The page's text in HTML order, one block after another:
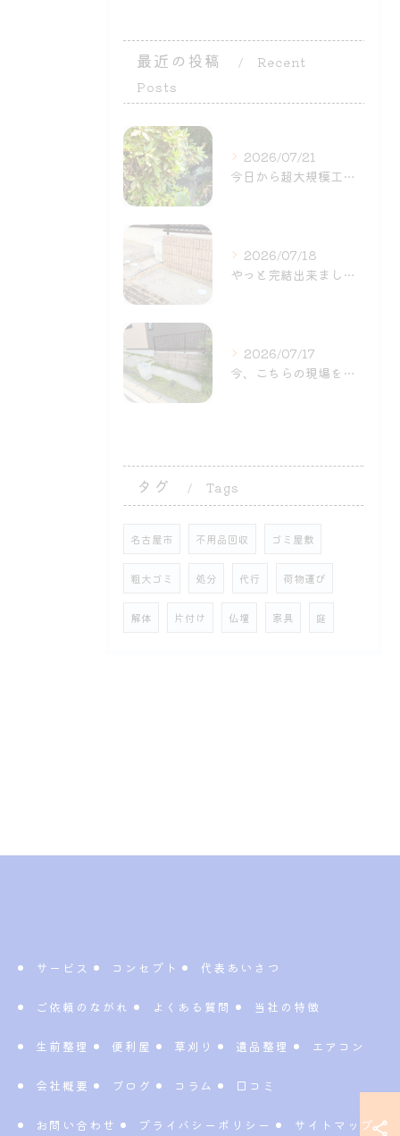
最近の投稿
Recent
Posts
2026/07/21
今日から超大規模工事が始まりました〜
2026/07/18
やっと完結出来ました〜
2026/07/17
今、こちらの現場を頑張ってま〜す。
タグ Tags
名古屋市 不用品回収 ゴミ屋敷
粗大ゴミ 処分 代行 荷物運び
解体 片付け 仏壇 家具 庭
サービス コンセプト 代表あいさつ
ご依頼のながれ よくある質問 当社の特徴
生前整理 便利屋 草刈り 遺品整理 エアコン
会社概要 ブログ コラム 口コミ
お問い合わせ プライバシーポリシー サイトマップ